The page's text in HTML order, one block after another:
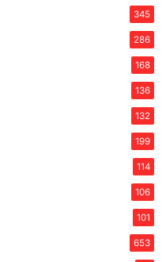
345
286
168
136
132
199
114
106
101
653